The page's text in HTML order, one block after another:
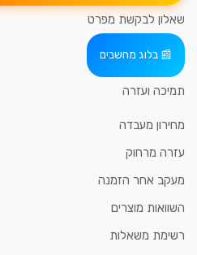
שאלון לבקשת מפרט
בלוג מחשבים
תמיכה ועזרה
מחירון מעבדה
עזרה מרחוק
מעקב אחר הזמנה
השוואות מוצרים
רשימת משאלות